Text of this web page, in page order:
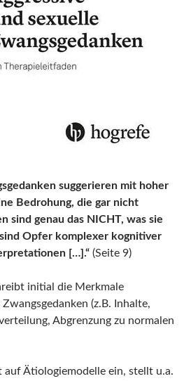
suggerieren mit hoher
Bedrohung, die gar nicht
sind genau das NICHT, was sie
Opfer komplexer kognitiver
[…].“ (Seite 9)
initial die Merkmale
(z.B. Inhalte,
Abgrenzung zu normalen
auf Ätiologiemodelle ein, stellt u.a.